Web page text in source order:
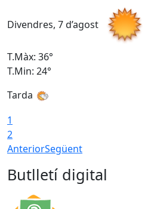
Divendres, 7 d’agost
T.Màx: 36°
T.Min: 24°
Tarda
1
2
AnteriorSegüent
Butlletí digital